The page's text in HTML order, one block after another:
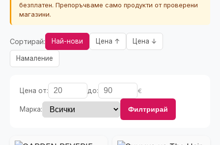
безплатен. Препоръчваме само продукти от проверени
магазини.
Сортирай: Най-нови Цена ↑ Цена ↓
Намаление
Цена от: до: €
Марка: Филтрирай